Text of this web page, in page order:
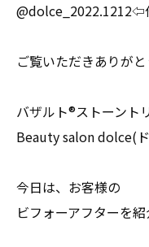
@dolce_2022.1212⇦
ご覧いただきありが
バザルト®ストーント
Beauty salon dolce(
今日は、お客様の
ビフォーアフターを